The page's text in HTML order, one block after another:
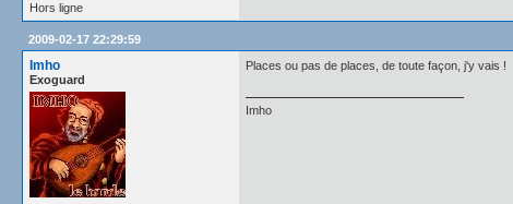
Hors ligne
2009-02-17 22:29:59
Imho
Exoguard
Places ou pas de places, de toute façon, j'y vais !
Imho